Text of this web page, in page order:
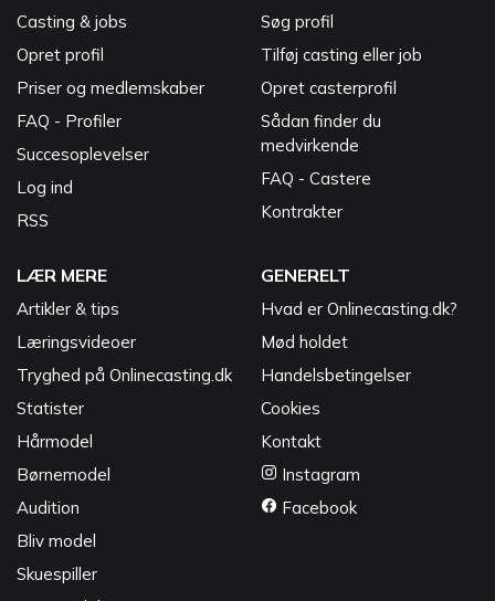
Casting & jobs
Opret profil
Priser og medlemskaber
FAQ - Profiler
Succesoplevelser
Log ind
RSS
Søg profil
Tilføj casting eller job
Opret casterprofil
Sådan finder du
medvirkende
FAQ - Castere
Kontrakter
LÆR MERE
Artikler & tips
Læringsvideoer
Tryghed på Onlinecasting.dk
Statister
Hårmodel
Børnemodel
Audition
Bliv model
Skuespiller
GENERELT
Hvad er Onlinecasting.dk?
Mød holdet
Handelsbetingelser
Cookies
Kontakt
Instagram
Facebook